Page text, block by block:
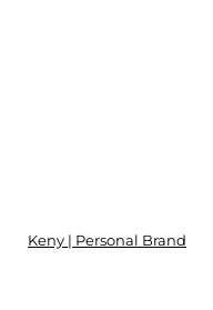
Keny | Personal Brand